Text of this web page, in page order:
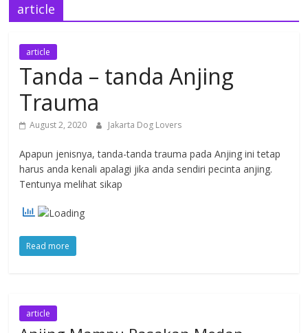
article
article
Tanda – tanda Anjing
Trauma
August 2, 2020 Jakarta Dog Lovers
Apapun jenisnya, tanda-tanda trauma pada Anjing ini tetap
harus anda kenali apalagi jika anda sendiri pecinta anjing.
Tentunya melihat sikap
Read more
article